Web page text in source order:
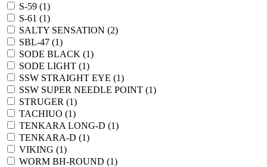
S-59 (1)
S-61 (1)
SALTY SENSATION (2)
SBL-47 (1)
SODE BLACK (1)
SODE LIGHT (1)
SSW STRAIGHT EYE (1)
SSW SUPER NEEDLE POINT (1)
STRUGER (1)
TACHIUO (1)
TENKARA LONG-D (1)
TENKARA-D (1)
VIKING (1)
WORM BH-ROUND (1)